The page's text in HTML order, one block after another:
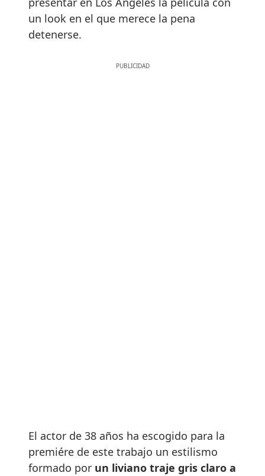
un look en el que merece la pena
detenerse.
El actor de 38 años ha escogido para la
premiére de este trabajo un estilismo
formado por un liviano traje gris claro a